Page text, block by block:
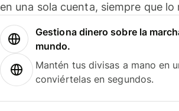
en una sola cuenta, siempre que lo
Gestiona dinero sobre la
mundo.
Mantén tus divisas a mano en
conviértelas en segundos.